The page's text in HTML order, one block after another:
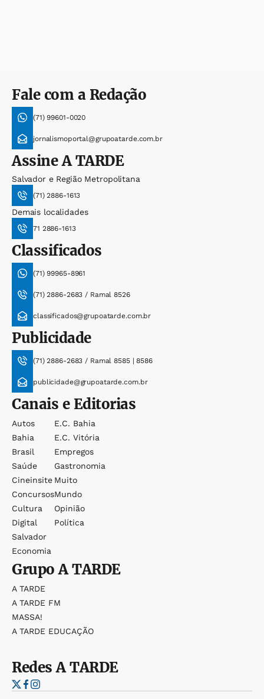
Fale com a Redação
(71) 99601-0020
jornalismoportal@grupoatarde.com.br
AssineA TARDE
Salvador e Região Metropolitana
(71) 2886-1613
Demais localidades
71 2886-1613
Classificados
(71) 99965-8961
(71) 2886-2683 / Ramal 8526
classificados@grupoatarde.com.br
Publicidade
(71) 2886-2683 / Ramal 8585 | 8586
publicidade@grupoatarde.com.br
Canais e Editorias
Autos
Bahia
Brasil
Saúde
Cineinsite
Concursos
Cultura
Digital
Salvador
Economia
E.c. Bahia
E.c. Vitória
Empregos
Gastronomia
Muito
Mundo
Opinião
Política
GrupoA TARDE
A TARDE
A TARDE FM
MASSA!
A TARDE EDUCAÇÃO
RedesA TARDE